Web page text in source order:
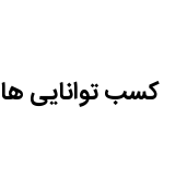
کسب توانایی ها